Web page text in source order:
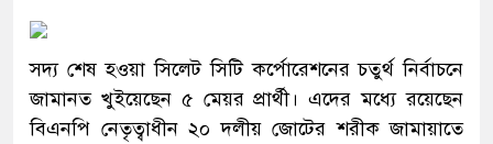
সদ্য শেষ হওয়া সিলেট সিটি কর্পোরেশনের চতুর্থ নির্বাচনে
জামানত খুইয়েছেন ৫ মেয়র প্রার্থী। এদের মধ্যে রয়েছেন
বিএনপি নেতৃত্বাধীন ২০ দলীয় জোটের শরীক জামায়াতে